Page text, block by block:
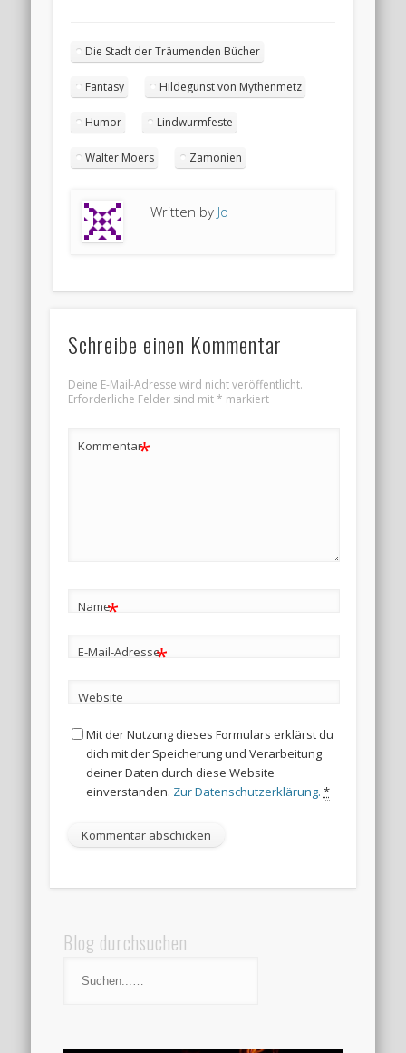
Die Stadt der Träumenden Bücher
Fantasy Hildegunst von Mythenmetz
Humor Lindwurmfeste
Walter Moers Zamonien
Written by Jo
Schreibe einen Kommentar
Deine E-Mail-Adresse wird nicht veröffentlicht.
Erforderliche Felder sind mit* markiert
Kommentar*
Name*
E-Mail-Adresse*
Website
Mit der Nutzung dieses Formulars erklärst du
dich mit der Speicherung und Verarbeitung
deiner Daten durch diese Website
einverstanden. Zur Datenschutzerklärung. *
Blog durchsuchen